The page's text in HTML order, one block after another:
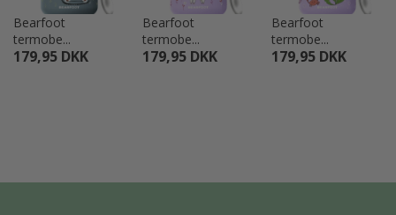
Bearfoot
termobe...
179,95 DKK
Bearfoot
termobe...
179,95 DKK
Bearfoot
termobe...
179,95 DKK